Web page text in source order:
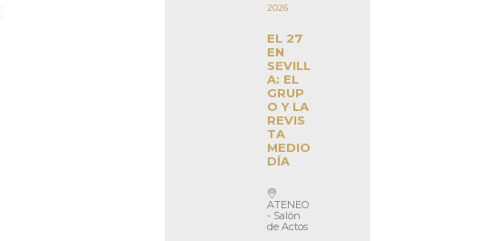
2026
EL 27
EN
SEVILL
A: EL
GRUP
O Y LA
REVIS
TA
MEDIO
DÍA
ATENEO
- Salón
de Actos